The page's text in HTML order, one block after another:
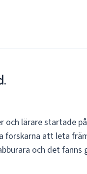
och lärare startade
forskarna att leta
och det